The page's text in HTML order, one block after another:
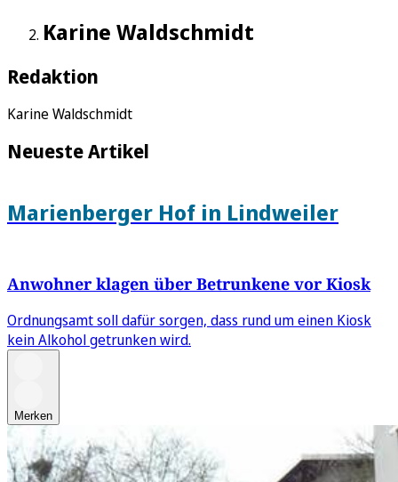
Karine Waldschmidt
Redaktion
Karine Waldschmidt
Neueste Artikel
Marienberger Hof in Lindweiler
Anwohner klagen über Betrunkene vor Kiosk
Ordnungsamt soll dafür sorgen, dass rund um einen Kiosk
kein Alkohol getrunken wird.
Merken